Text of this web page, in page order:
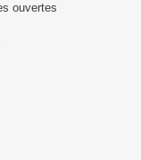
ouvertes